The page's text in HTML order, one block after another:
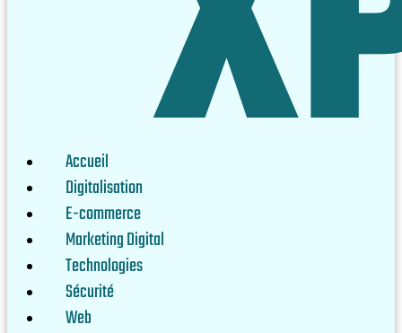
Accueil
Digitalisation
E-commerce
Marketing Digital
Technologies
Sécurité
Web